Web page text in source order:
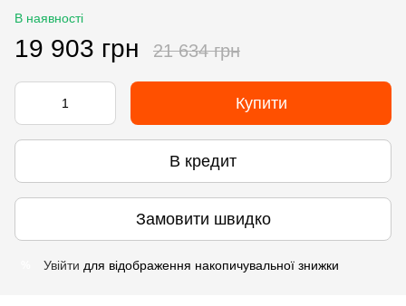
В наявності
19 903 грн 21 634 грн
Купити
В кредит
Замовити швидко
Увійти для відображення накопичувальної знижки